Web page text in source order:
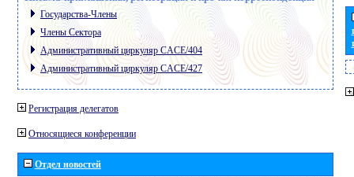
Государства-Члены
Члены Сектора
Административный циркуляр CACE/404
Административный циркуляр CACE/427
Регистрация делегатов
Относящиеся конференции
Отдел новостей